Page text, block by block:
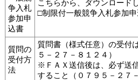
争入札
参加申
込書
こちらから、ダウンロード
□制限付一般競争入札参加申
質問の
受付方
法
質問書（様式任意）の受付
５－２７－８１２４）
※ＦＡＸ送信後は、必ず送
すること（０７９５－２７